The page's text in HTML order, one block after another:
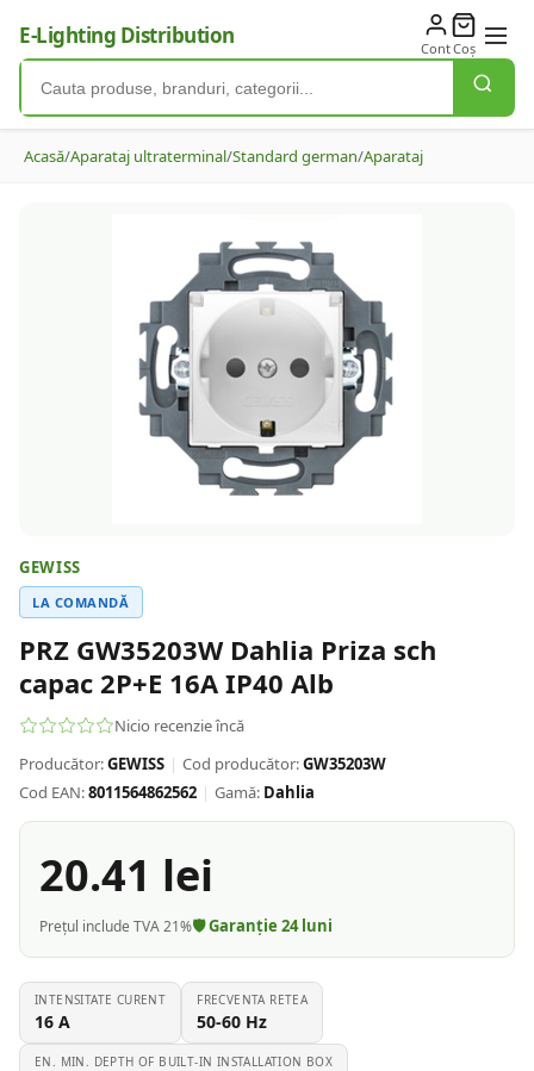
E-Lighting Distribution ContCoș
Acasă/Aparataj ultraterminal/Standard german/Aparataj
GEWISS
LA COMANDĂ
PRZ GW35203W Dahlia Priza sch
capac 2P+E 16A IP40 Alb
Nicio recenzie încă
Producător:GEWISS | Cod producător:GW35203W
Cod EAN:8011564862562 | Gamă: Dahlia
20.41 lei
Prețul include TVA 21%🛡️ Garanție 24luni
INTENSITATE CURENT
16 A
FRECVENTA RETEA
50-60 Hz
EN. MIN. DEPTH OF BUILT-IN INSTALLATION BOX